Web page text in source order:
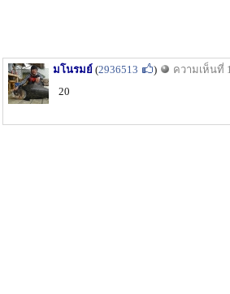
มโนรมย์ (2936513 )
ความเห็นที่
20